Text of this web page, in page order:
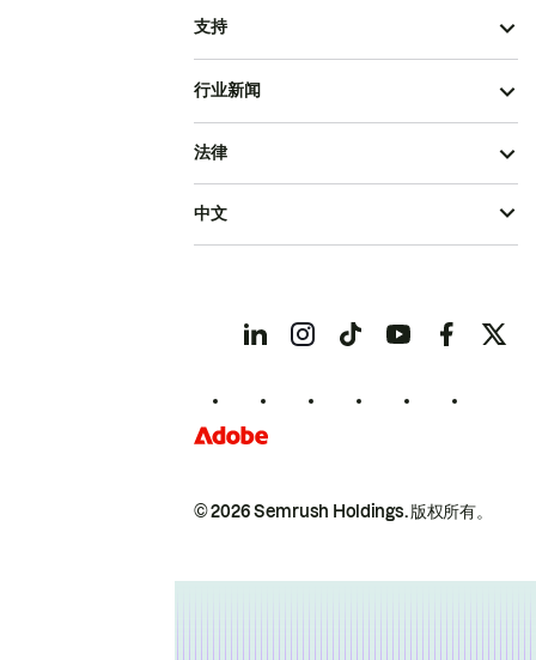
支持
行业新闻
© 2026 Semrush Holdings.版权所有。
法律
中文